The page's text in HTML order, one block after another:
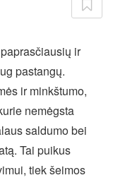
ir
pastangų.
ir minkštumo,
nemėgsta
saldumo bei
Tai puikus
tiek šeimos